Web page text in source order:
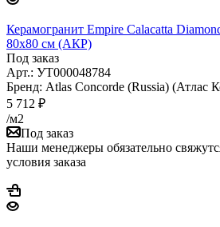
Керамогранит Empire Calacatta
80x80 см (АКР)
Под заказ
Арт.: УТ000048784
Бренд: Atlas Concorde (Russia) (Атлас
5 712 ₽
/м2
Под заказ
Наши менеджеры обязательно
условия заказа